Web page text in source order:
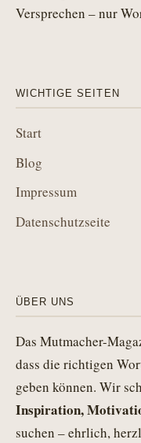
Versprechen – nur
WICHTIGE SEITEN
Start
Blog
Impressum
Datenschutzseite
ÜBER UNS
Das Mutmacher-
dass die richtigen
geben können. Wir
Inspiration,
suchen – ehrlich,